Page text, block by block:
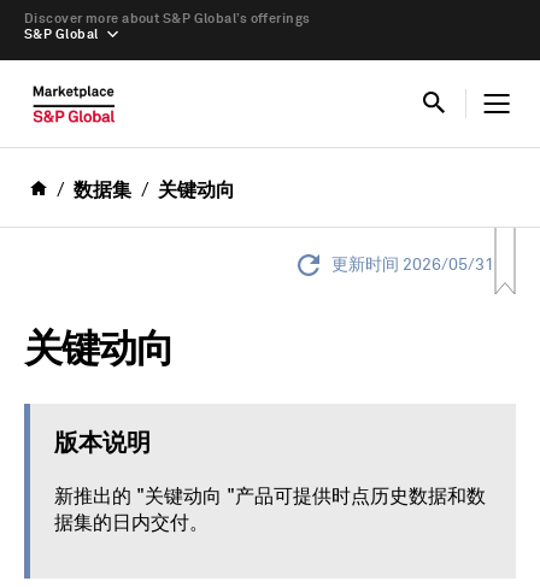
S&P Global
Discover more about S&P Global’s offerings
数据集 关键动向
更新时间 2026/05/31
关键动向
版本说明
新推出的 "关键动向 "产品可提供时点历史数据和数
据集的日内交付。